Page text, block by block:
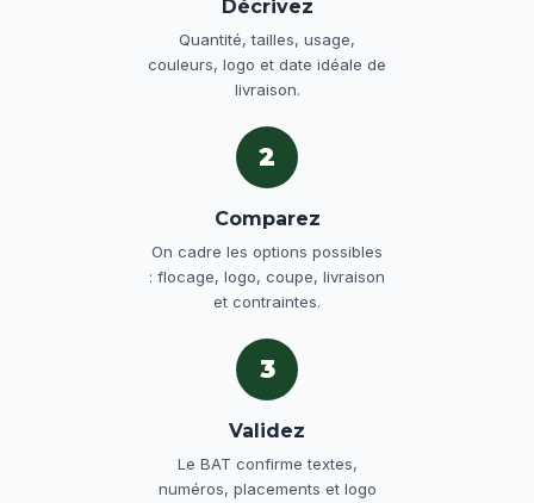
Décrivez
Quantité, tailles, usage,
couleurs, logo et date idéale de
livraison.
2
Comparez
On cadre les options possibles
: flocage, logo, coupe, livraison
et contraintes.
3
Validez
Le BAT confirme textes,
numéros, placements et logo